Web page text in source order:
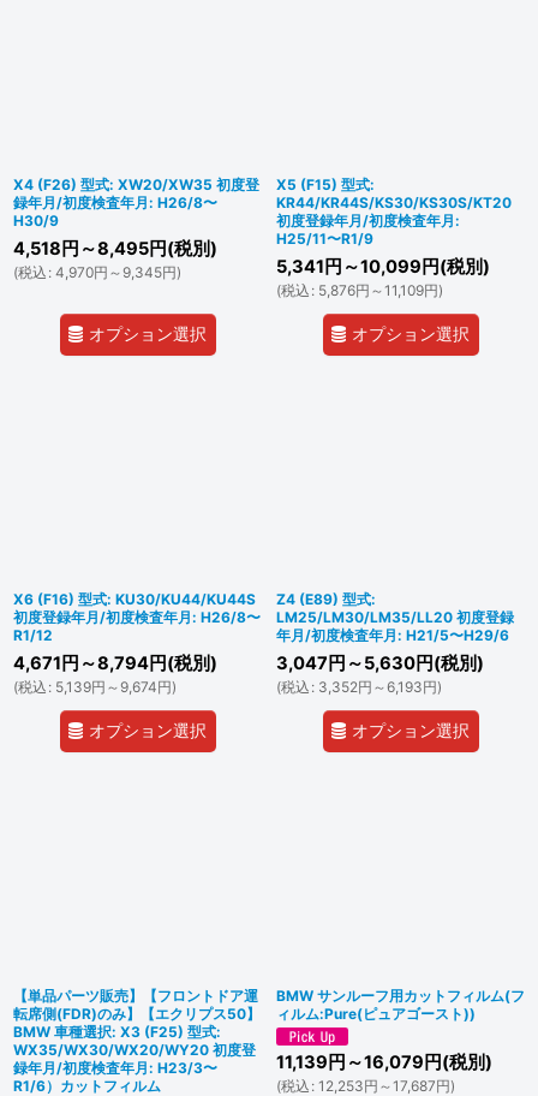
X4 (F26) 型式: XW20/XW35 初度登
録年月/初度検査年月: H26/8〜
H30/9
4,518 円 ～8,495円(税別)
(税込 : 4,970円 ～9,345円)
オプション選択
X5 (F15) 型式:
KR44/KR44S/KS30/KS30S/KT20
初度登録年月/初度検査年月:
H25/11〜R1/9
5,341 円 ～10,099 円(税別)
(税込 : 5,876円 ～11,109円)
オプション選択
X6 (F16) 型式: KU30/KU44/KU44S
初度登録年月/初度検査年月: H26/8〜
R1/12
4,671 円 ～8,794円(税別)
(税込 : 5,139円 ～9,674円)
オプション選択
Z4 (E89) 型式:
LM25/LM30/LM35/LL20 初度登録
年月/初度検査年月: H21/5〜H29/6
3,047 円 ～5,630円(税別)
(税込 : 3,352円 ～6,193円)
オプション選択
【単品パーツ販売】【フロントドア運
転席側(FDR)のみ】【エクリプス50】
BMW 車種選択: X3 (F25) 型式:
WX35/WX30/WX20/WY20 初度登
録年月/初度検査年月: H23/3〜
R1/6）カットフィルム
BMW サンルーフ用カットフィルム(フ
ィルム:Pure(ピュアゴースト))
11,139 円 ～16,079 円(税別)
(税込 : 12,253円 ～17,687円)